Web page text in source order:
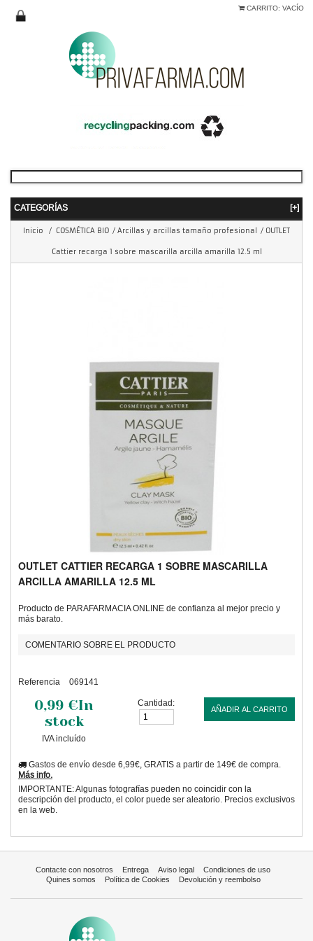
CARRITO: VACÍO
CATEGORÍAS [+]
Inicio / COSMÉTICA BIO / Arcillas y arcillas tamaño profesional / OUTLET
Cattier recarga 1 sobre mascarilla arcilla amarilla 12.5 ml
OUTLET CATTIER RECARGA 1 SOBRE MASCARILLA
ARCILLA AMARILLA 12.5 ML
Producto de PARAFARMACIA ONLINE de confianza al mejor precio y
más barato.
COMENTARIO SOBRE EL PRODUCTO
Referencia 069141
0,99 €In
stock
IVA incluído
Cantidad:
AÑADIR AL CARRITO
Gastos de envío desde 6,99€, GRATIS a partir de 149€ de compra.
Más info.
IMPORTANTE: Algunas fotografías pueden no coincidir con la
descripción del producto, el color puede ser aleatorio. Precios exclusivos
en la web.
Contacte con nosotros Entrega Aviso legal
Condiciones de uso
Quines somos
Política de Cookies Devolución y reembolso